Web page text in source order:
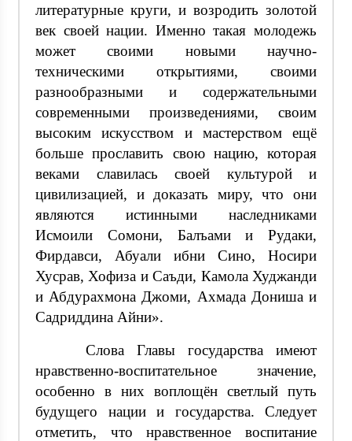
литературные круги, и возродить золотой
век своей нации. Именно такая молодежь
может своими новыми научно-
техническими открытиями, своими
разнообразными и содержательными
современными произведениями, своим
высоким искусством и мастерством ещё
больше прославить свою нацию, которая
веками славилась своей культурой и
цивилизацией, и доказать миру, что они
являются истинными наследниками
Исмоили Сомони, Балъами и Рудаки,
Фирдавси, Абуали ибни Сино, Носири
Хусрав, Хофиза и Саъди, Камола Худжанди
и Абдурахмона Джоми, Ахмада Дониша и
Садриддина Айни».
Слова Главы государства имеют
нравственно-воспитательное значение,
особенно в них воплощён светлый путь
будущего нации и государства. Следует
отметить, что нравственное воспитание